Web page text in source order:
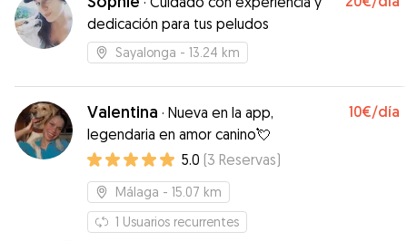
sus paseos etc.”
dedicación para tus peludos
Sayalonga - 13.24 km
Valentina · Nueva en la app,
legendaria en amor canino💘
10€/día
5.0 (3 Reservas)
Málaga - 15.07 km
1 Usuarios recurrentes